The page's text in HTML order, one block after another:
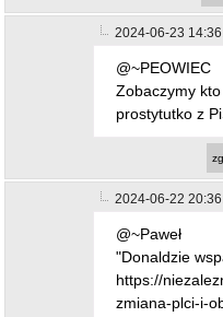
2024-06-23
@~PEOWIEC
Zobaczymy
prostytutko z
2024-06-22
@~Paweł
"Donaldzie
https://
zmiana-plci-i-